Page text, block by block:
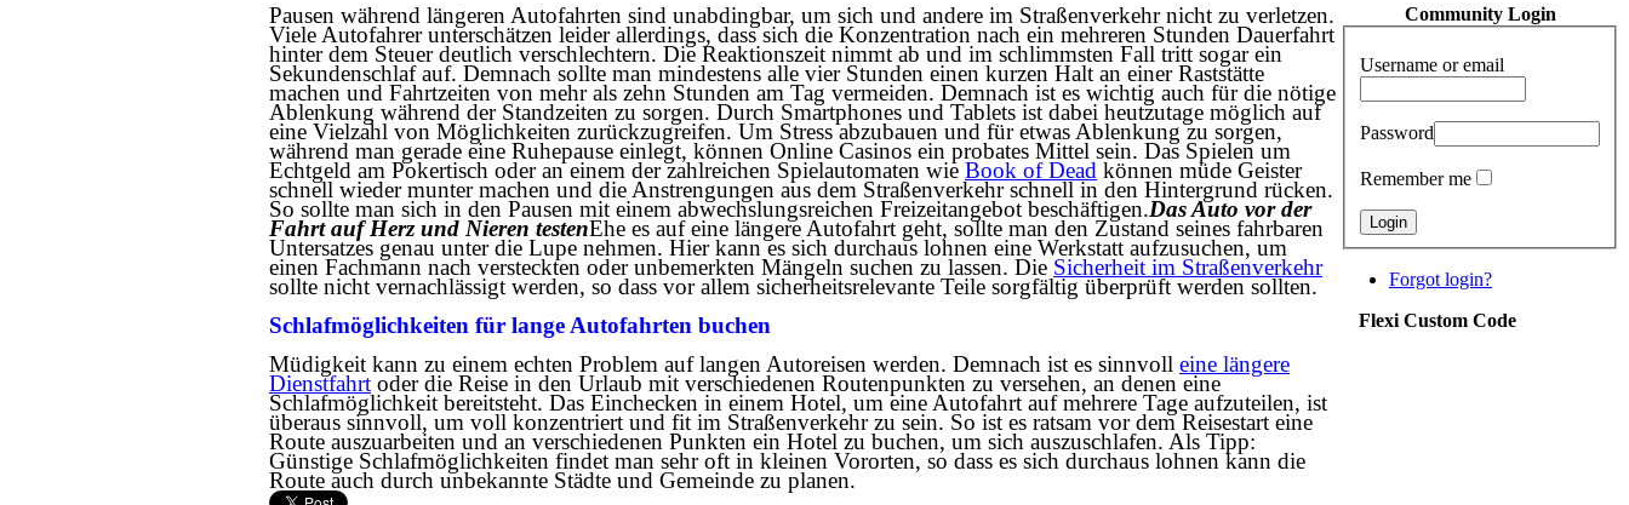
Pausen während längeren Autofahrten sind unabdingbar, um sich und andere im Straßenverkehr nicht zu verletzen.
Viele Autofahrer unterschätzen leider allerdings, dass sich die Konzentration nach ein mehreren Stunden Dauerfahrt
hinter dem Steuer deutlich verschlechtern. Die Reaktionszeit nimmt ab und im schlimmsten Fall tritt sogar ein
Sekundenschlaf auf. Demnach sollte man mindestens alle vier Stunden einen kurzen Halt an einer Raststätte
machen und Fahrtzeiten von mehr als zehn Stunden am Tag vermeiden. Demnach ist es wichtig auch für die nötige
Ablenkung während der Standzeiten zu sorgen. Durch Smartphones und Tablets ist dabei heutzutage möglich auf
eine Vielzahl von Möglichkeiten zurückzugreifen. Um Stress abzubauen und für etwas Ablenkung zu sorgen,
während man gerade eine Ruhepause einlegt, können Online Casinos ein probates Mittel sein. Das Spielen um
Echtgeld am Pokertisch oder an einem der zahlreichen Spielautomaten wie Book of Dead können müde Geister
schnell wieder munter machen und die Anstrengungen aus dem Straßenverkehr schnell in den Hintergrund rücken.
So sollte man sich in den Pausen mit einem abwechslungsreichen Freizeitangebot beschäftigen.Das Auto vor der
Fahrt auf Herz und Nieren testenEhe es auf eine längere Autofahrt geht, sollte man den Zustand seines fahrbaren
Untersatzes genau unter die Lupe nehmen. Hier kann es sich durchaus lohnen eine Werkstatt aufzusuchen, um
einen Fachmann nach versteckten oder unbemerkten Mängeln suchen zu lassen. Die Sicherheit im Straßenverkehr
sollte nicht vernachlässigt werden, so dass vor allem sicherheitsrelevante Teile sorgfältig überprüft werden sollten.
Schlafmöglichkeiten für lange Autofahrten buchen
Müdigkeit kann zu einem echten Problem auf langen Autoreisen werden. Demnach ist es sinnvoll eine längere
Dienstfahrt oder die Reise in den Urlaub mit verschiedenen Routenpunkten zu versehen, an denen eine
Schlafmöglichkeit bereitsteht. Das Einchecken in einem Hotel, um eine Autofahrt auf mehrere Tage aufzuteilen, ist
überaus sinnvoll, um voll konzentriert und fit im Straßenverkehr zu sein. So ist es ratsam vor dem Reisestart eine
Route auszuarbeiten und an verschiedenen Punkten ein Hotel zu buchen, um sich auszuschlafen. Als Tipp:
Günstige Schlafmöglichkeiten findet man sehr oft in kleinen Vororten, so dass es sich durchaus lohnen kann die
Route auch durch unbekannte Städte und Gemeinde zu planen.
Community Login
Username or email
Password
Remember me
Forgot login?
Flexi Custom Code